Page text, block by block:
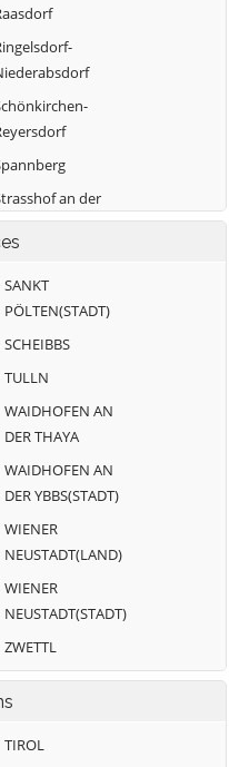
an der
Weinviertel
Untersiebenbrunn
Velm-Götzendorf
Weiden an der
March
Weikendorf
Zistersdorf
SANKT
PÖLTEN(STADT)
SCHEIBBS
TULLN
WAIDHOFEN AN
DER THAYA
WAIDHOFEN AN
DER YBBS(STADT)
WIENER
NEUSTADT(LAND)
WIENER
NEUSTADT(STADT)
ZWETTL
TIROL